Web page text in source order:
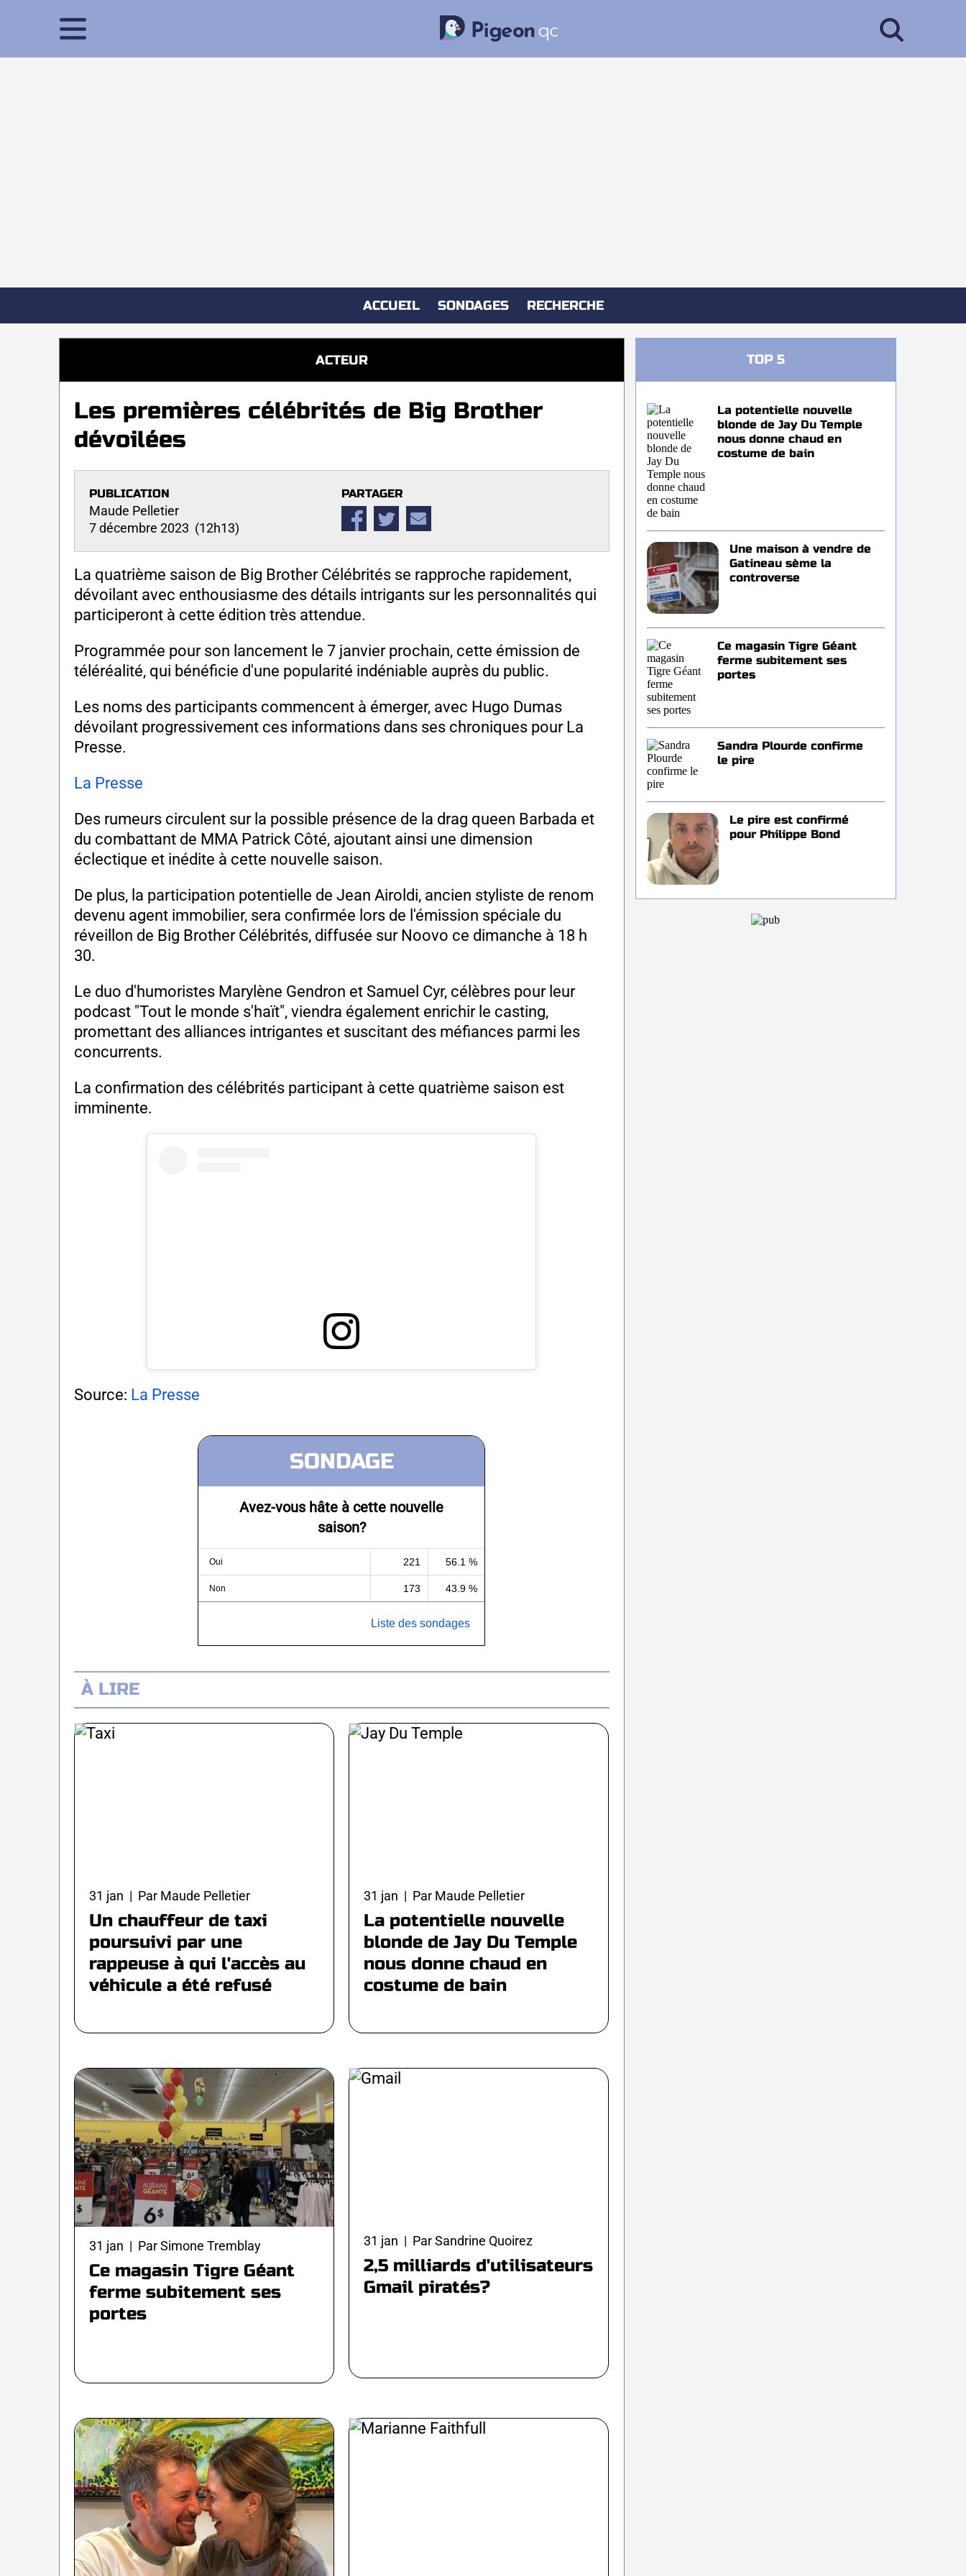
ACCUEIL SONDAGES RECHERCHE
ACTEUR
Les premières célébrités de Big Brother
dévoilées
PUBLICATION
Maude Pelletier
7 décembre 2023 (12h13)
PARTAGER
La quatrième saison de Big Brother Célébrités se rapproche rapidement,
dévoilant avec enthousiasme des détails intrigants sur les personnalités qui
participeront à cette édition très attendue.
Programmée pour son lancement le 7 janvier prochain, cette émission de
téléréalité, qui bénéficie d'une popularité indéniable auprès du public.
Les noms des participants commencent à émerger, avec Hugo Dumas
dévoilant progressivement ces informations dans ses chroniques pour La
Presse.
La Presse
Des rumeurs circulent sur la possible présence de la drag queen Barbada et
du combattant de MMA Patrick Côté, ajoutant ainsi une dimension
éclectique et inédite à cette nouvelle saison.
De plus, la participation potentielle de Jean Airoldi, ancien styliste de renom
devenu agent immobilier, sera confirmée lors de l'émission spéciale du
réveillon de Big Brother Célébrités, diffusée sur Noovo ce dimanche à 18 h
30.
Le duo d'humoristes Marylène Gendron et Samuel Cyr, célèbres pour leur
podcast "Tout le monde s'haït", viendra également enrichir le casting,
promettant des alliances intrigantes et suscitant des méfiances parmi les
concurrents.
La confirmation des célébrités participant à cette quatrième saison est
imminente.
Source: La Presse
SONDAGE
Avez-vous hâte à cette nouvelle
saison?
Oui 221 56.1 %
Non 173 43.9 %
Liste des sondages
À LIRE
31 jan | Par Maude Pelletier
Un chauffeur de taxi
poursuivi par une
rappeuse à qui l'accès au
véhicule a été refusé
31 jan | Par Maude Pelletier
La potentielle nouvelle
blonde de Jay Du Temple
nous donne chaud en
costume de bain
31 jan | Par Simone Tremblay
Ce magasin Tigre Géant
ferme subitement ses
portes
31 jan | Par Sandrine Quoirez
2,5 milliards d'utilisateurs
Gmail piratés?
TOP 5
La potentielle nouvelle
blonde de Jay Du Temple
nous donne chaud en
costume de bain
Une maison à vendre de
Gatineau sème la
controverse
Ce magasin Tigre Géant
ferme subitement ses
portes
Sandra Plourde confirme
le pire
Le pire est confirmé
pour Philippe Bond